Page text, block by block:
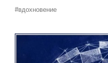
#вдохновение